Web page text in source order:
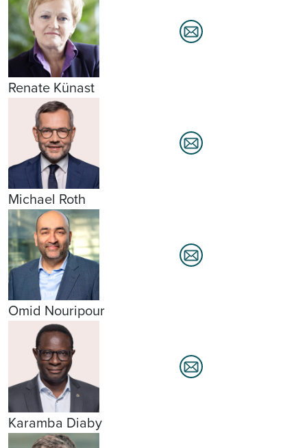
Renate Künast
Michael Roth
Omid Nouripour
Karamba Diaby